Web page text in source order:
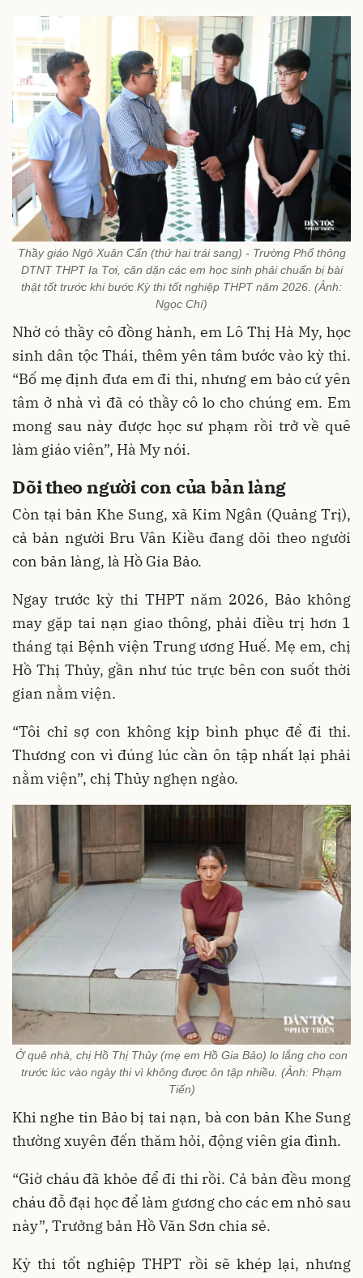
Thầy giáo Ngô Xuân Cẩn (thứ hai trái sang) - Trường Phổ thông
DTNT THPT Ia Tơi, căn dặn các em học sinh phải chuẩn bị bài
thật tốt trước khi bước Kỳ thi tốt nghiệp THPT năm 2026. (Ảnh:
Ngọc Chí)
Nhờ có thầy cô đồng hành, em Lô Thị Hà My, học
sinh dân tộc Thái, thêm yên tâm bước vào kỳ thi.
“Bố mẹ định đưa em đi thi, nhưng em bảo cứ yên
tâm ở nhà vì đã có thầy cô lo cho chúng em. Em
mong sau này được học sư phạm rồi trở về quê
làm giáo viên”, Hà My nói.
Dõi theo người con của bản làng
Còn tại bản Khe Sung, xã Kim Ngân (Quảng Trị),
cả bản người Bru Vân Kiều đang dõi theo người
con bản làng, là Hồ Gia Bảo.
Ngay trước kỳ thi THPT năm 2026, Bảo không
may gặp tai nạn giao thông, phải điều trị hơn 1
tháng tại Bệnh viện Trung ương Huế. Mẹ em, chị
Hồ Thị Thủy, gần như túc trực bên con suốt thời
gian nằm viện.
“Tôi chỉ sợ con không kịp bình phục để đi thi.
Thương con vì đúng lúc cần ôn tập nhất lại phải
nằm viện”, chị Thủy nghẹn ngào.
Ở quê nhà, chị Hồ Thị Thủy (mẹ em Hồ Gia Bảo) lo lắng cho con
trước lúc vào ngày thi vì không được ôn tập nhiều. (Ảnh: Phạm
Tiến)
Khi nghe tin Bảo bị tai nạn, bà con bản Khe Sung
thường xuyên đến thăm hỏi, động viên gia đình.
“Giờ cháu đã khỏe để đi thi rồi. Cả bản đều mong
cháu đỗ đại học để làm gương cho các em nhỏ sau
này”, Trưởng bản Hồ Văn Sơn chia sẻ.
Kỳ thi tốt nghiệp THPT rồi sẽ khép lại, nhưng